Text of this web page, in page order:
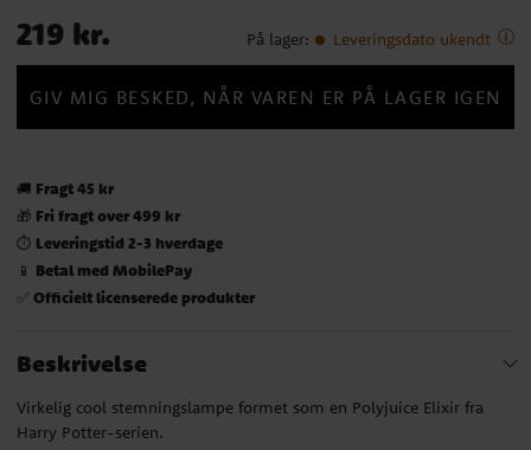
Pris:219 kr.
219 kr. På lager: Leveringsdato ukendt
GIV MIG BESKED, NÅR VAREN ER PÅ LAGER IGEN
🚚 Fragt 45 kr
🎁 Fri fragt over 499 kr
⏱️ Leveringstid 2-3 hverdage
📱 Betal med MobilePay
✅ Officielt licenserede produkter
Beskrivelse
Virkelig cool stemningslampe formet som en Polyjuice Elixir fra
Harry Potter-serien.